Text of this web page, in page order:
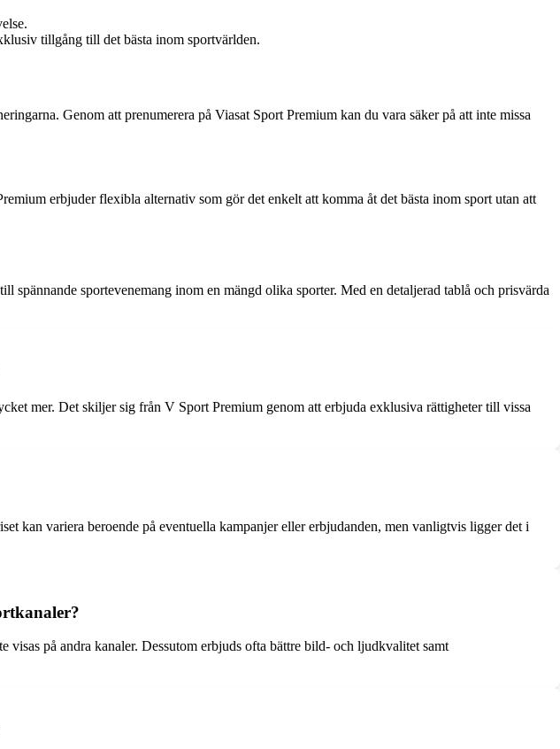
tillgång till det bästa inom sportvärlden.
Genom att prenumerera på Viasat Sport Premium kan du vara säker på att inte missa
erbjuder flexibla alternativ som gör det enkelt att komma åt det bästa inom sport utan att
sportevenemang inom en mängd olika sporter. Med en detaljerad tablå och prisvärda
mer. Det skiljer sig från V Sport Premium genom att erbjuda exklusiva rättigheter till vissa
kan variera beroende på eventuella kampanjer eller erbjudanden, men vanligtvis ligger det i
på andra kanaler. Dessutom erbjuds ofta bättre bild- och ljudkvalitet samt